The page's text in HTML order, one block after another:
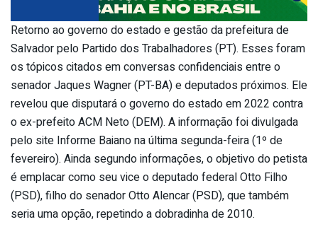
Retorno ao governo do estado e gestão da prefeitura de
Salvador pelo Partido dos Trabalhadores (PT). Esses foram
os tópicos citados em conversas confidenciais entre o
senador Jaques Wagner (PT-BA) e deputados próximos. Ele
revelou que disputará o governo do estado em 2022 contra
o ex-prefeito ACM Neto (DEM). A informação foi divulgada
pelo site Informe Baiano na última segunda-feira (1º de
fevereiro). Ainda segundo informações, o objetivo do petista
é emplacar como seu vice o deputado federal Otto Filho
(PSD), filho do senador Otto Alencar (PSD), que também
seria uma opção, repetindo a dobradinha de 2010.